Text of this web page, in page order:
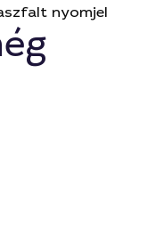
nyomjel